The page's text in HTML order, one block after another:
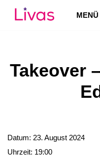
MENÜ
Takeover
Datum: 23. August 2024
Uhrzeit: 19:00